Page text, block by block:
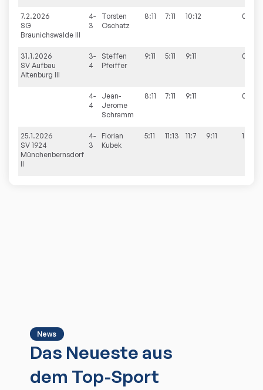
7.2.2026
SG
Braunichswalde III
4-
3
Torsten
Oschatz
8:11 7:11 10:12 0:3
31.1.2026
SV Aufbau
Altenburg III
3-
4
Steffen
Pfeiffer
9:11 5:11 9:11 0:3
4-
4
Jean-
Jerome
Schramm
8:11 7:11 9:11 0:3
25.1.2026
SV 1924
Münchenbernsdorf
II
4-
3
Florian
Kubek
5:11 11:13 11:7 9:11 1:3
News
Das Neueste aus
dem Top-Sport